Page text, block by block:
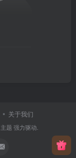
关于我们
题 强力驱动.